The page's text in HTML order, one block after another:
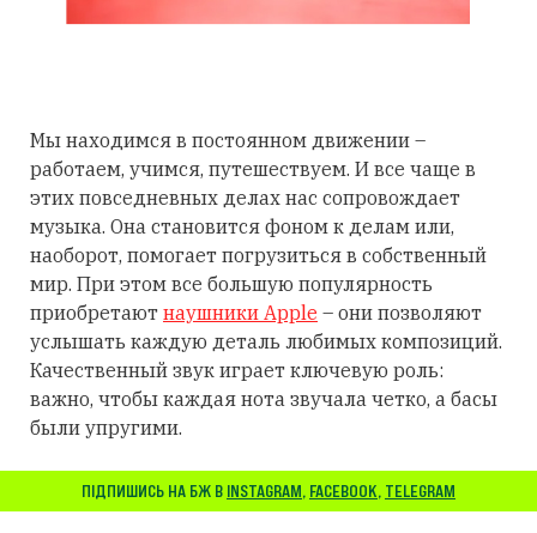
Мы находимся в постоянном движении –
работаем, учимся, путешествуем. И все чаще в
этих повседневных делах нас сопровождает
музыка. Она становится фоном к делам или,
наоборот, помогает погрузиться в собственный
мир. При этом все большую популярность
приобретают наушники Apple – они позволяют
услышать каждую деталь любимых композиций.
Качественный звук играет ключевую роль:
важно, чтобы каждая нота звучала четко, а басы
были упругими.
ПІДПИШИСЬ НА БЖ В INSTAGRAM, FACEBOOK, TELEGRAM